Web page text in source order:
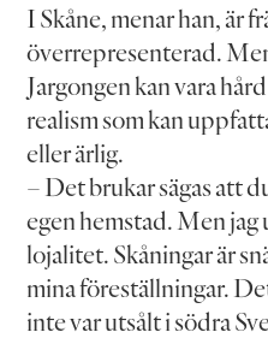
I Skåne, menar han, är
överrepresenterad.
Jargongen kan vara
realism som kan
eller ärlig.
– Det brukar sägas att
egen hemstad. Men
lojalitet. Skåningar är
mina föreställningar.
inte var utsålt i södra